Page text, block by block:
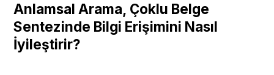
Anlamsal Arama, Çoklu Belge
Sentezinde Bilgi Erişimini Nasıl
İyileştirir?